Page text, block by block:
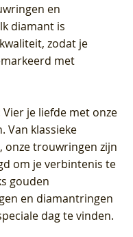
en
diamant is
zodat je
met
Vier je liefde met onze
Van klassieke
trouwringen zijn
om je verbintenis te
gouden
en diamantringen
dag te vinden.